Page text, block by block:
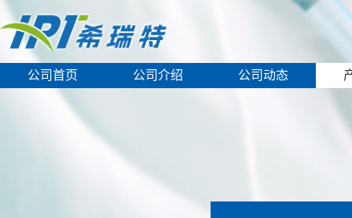
公司首页 公司介绍 公司动态